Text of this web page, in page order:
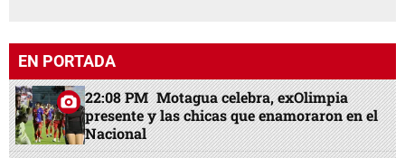
EN PORTADA
22:08 PM Motagua celebra, exOlimpia
presente y las chicas que enamoraron en el
Nacional